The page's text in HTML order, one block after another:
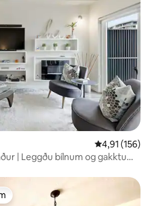
4,91 af 5 í
4,91 (156)
| Leggðu bílnum og gakktu